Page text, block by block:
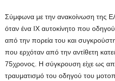
Σύμφωνα με την ανακοίνωση της
όταν ένα ΙΧ αυτοκίνητο που
από την πορεία του και
που ερχόταν από την αντίθετη
75χρονος. Η σύγκρουση είχε ως
τραυματισμό του οδηγού του